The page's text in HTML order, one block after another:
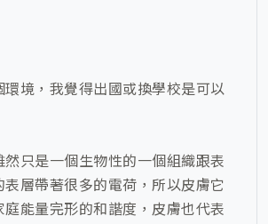
環境，我覺得出國或換學校是可以
然只是一個生物性的一個組織跟表
表層帶著很多的電荷，所以皮膚它
庭能量完形的和諧度，皮膚也代表